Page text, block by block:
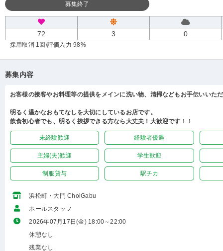
募集終了
72 3 0
採用取消 1回 /評価入力 98%
募集内容
お客様の接客やお料理等の提供をメインに洗い物、清掃などもお手伝いいた
明るく温かなおもてなしを大切にしているお店です。
飲食初心者でも、明るく挨拶できる方なら大丈夫！大歓迎です！！
未経験歓迎 経験者優遇
主婦(夫)歓迎 学生歓迎
制服貸与 駅チカ
浜松町・大門 ChoiGabu
ホールスタッフ
2026年07月17日(金) 18:00～22:00
休憩なし
残業なし